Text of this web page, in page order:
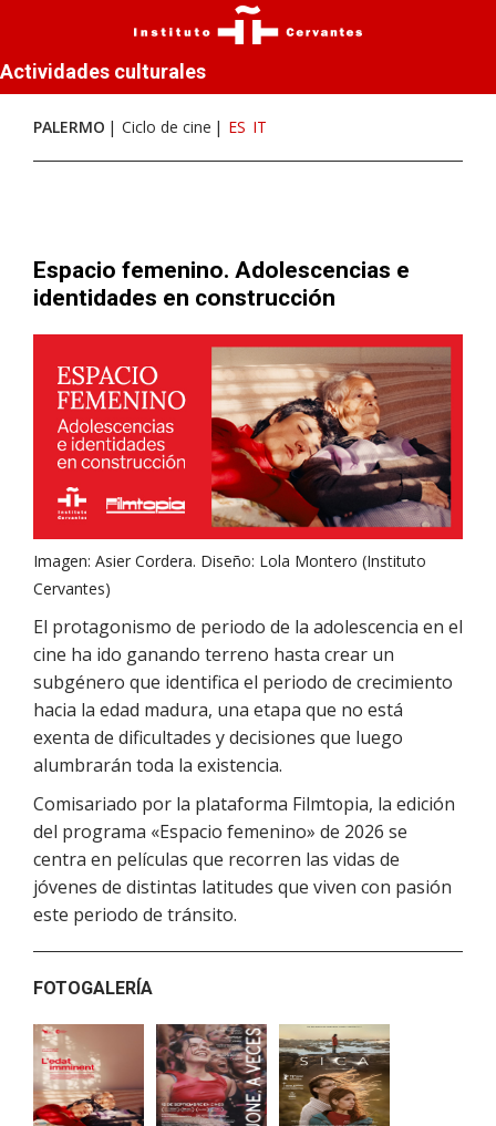
Actividades culturales
PALERMO Ciclo de cine ES IT
Espacio femenino. Adolescencias e
identidades en construcción
Imagen: Asier Cordera. Diseño: Lola Montero (Instituto
Cervantes)
El protagonismo de periodo de la adolescencia en el
cine ha ido ganando terreno hasta crear un
subgénero que identifica el periodo de crecimiento
hacia la edad madura, una etapa que no está
exenta de dificultades y decisiones que luego
alumbrarán toda la existencia.
Comisariado por la plataforma Filmtopia, la edición
del programa «Espacio femenino» de 2026 se
centra en películas que recorren las vidas de
jóvenes de distintas latitudes que viven con pasión
este periodo de tránsito.
FOTOGALERÍA